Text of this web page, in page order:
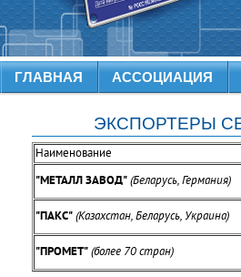
ГЛАВНАЯ АССОЦИАЦИЯ
ЭКСПОРТЕРЫ
Наименование
"МЕТАЛЛ ЗАВОД"(Беларусь, Германия)
"ПАКС"(Казахстан, Беларусь, Украина)
"ПРОМЕТ"(более 70 стран)